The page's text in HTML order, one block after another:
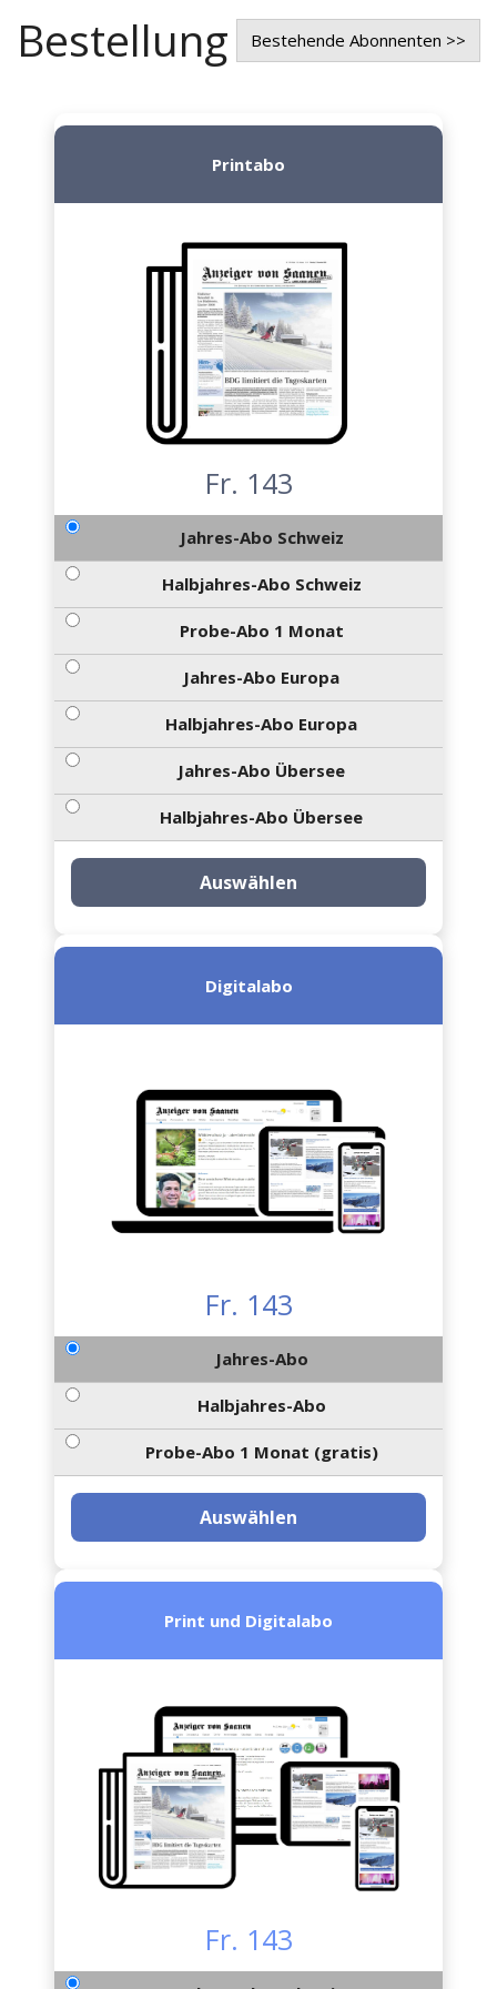
Bestellung Bestehende Abonnenten >>
Printabo
Fr. 143
Jahres-Abo Schweiz
Halbjahres-Abo Schweiz
Probe-Abo 1 Monat
Jahres-Abo Europa
Halbjahres-Abo Europa
Jahres-Abo Übersee
Halbjahres-Abo Übersee
Auswählen
Digitalabo
Fr. 143
Jahres-Abo
Halbjahres-Abo
Probe-Abo 1 Monat (gratis)
Auswählen
Print und Digitalabo
Fr. 143